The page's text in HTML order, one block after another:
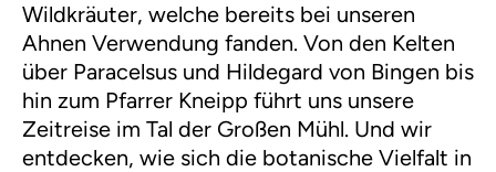
Wildkräuter, welche bereits bei unseren
Ahnen Verwendung fanden. Von den Kelten
über Paracelsus und Hildegard von Bingen bis
hin zum Pfarrer Kneipp führt uns unsere
Zeitreise im Tal der Großen Mühl. Und wir
entdecken, wie sich die botanische Vielfalt in